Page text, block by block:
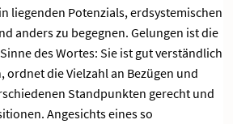
liegenden Potenzials, erdsystemischen
anders zu begegnen. Gelungen ist die
des Wortes: Sie ist gut verständlich
ordnet die Vielzahl an Bezügen und
Standpunkten gerecht und
Angesichts eines so